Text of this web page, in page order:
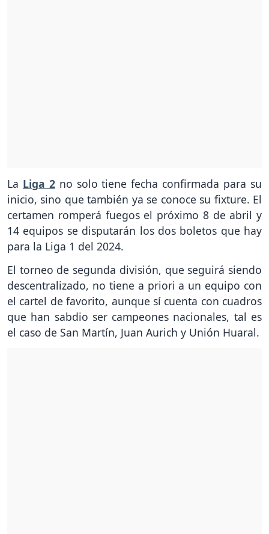
La Liga 2no solo tiene fecha confirmada para su
inicio, sino que también ya se conoce su fixture. El
certamen romperá fuegos el próximo 8 de abril y
14 equipos se disputarán los dos boletos que hay
para la Liga 1 del 2024.
El torneo de segunda división, que seguirá siendo
descentralizado, no tiene a priori a un equipo con
el cartel de favorito, aunque sí cuenta con cuadros
que han sabdio ser campeones nacionales, tal es
el caso de San Martín, Juan Aurich y Unión Huaral.